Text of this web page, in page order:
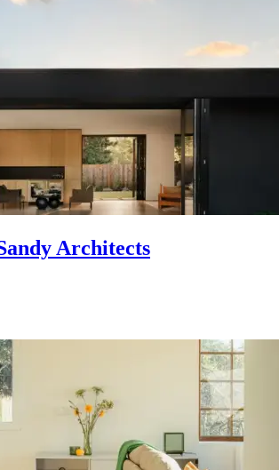
Architects